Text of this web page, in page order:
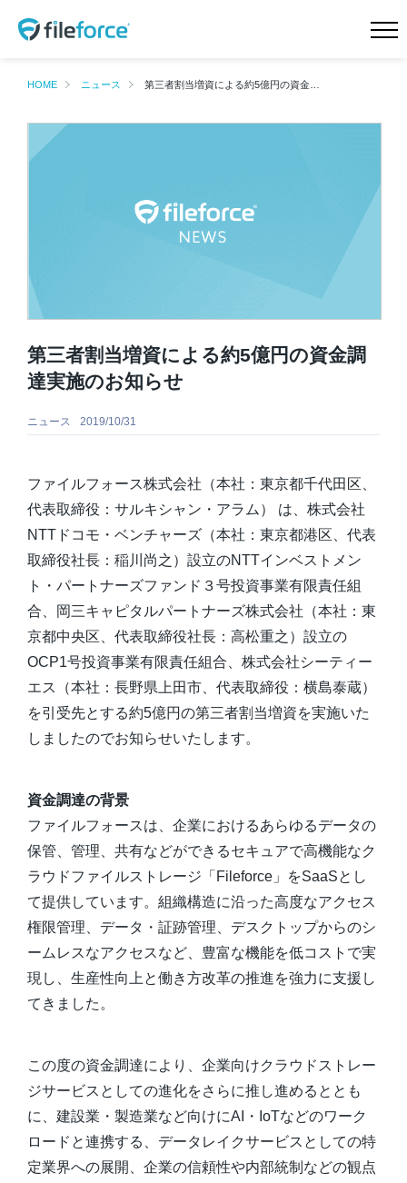
HOME 新機能 サイドストレージ
新機能 Intellisearch™
新機能 SmartFolder™ for
導入事例
会社概要 ニュース
Teamd DX お問合せ
HOME ニュース 第三者割当増資による約5億円の資金調達実施のお知らせ
第三者割当増資による約5億円の資金調
達実施のお知らせ
ニュース 2019/10/31
ファイルフォース株式会社（本社：東京都千代田区、
代表取締役：サルキシャン・アラム） は、株式会社
NTTドコモ・ベンチャーズ（本社：東京都港区、代表
取締役社長：稲川尚之）設立のNTTインベストメン
ト・パートナーズファンド３号投資事業有限責任組
合、岡三キャピタルパートナーズ株式会社（本社：東
京都中央区、代表取締役社長：高松重之）設立の
OCP1号投資事業有限責任組合、株式会社シーティー
エス（本社：長野県上田市、代表取締役：横島泰蔵）
を引受先とする約5億円の第三者割当増資を実施いた
しましたのでお知らせいたします。
資金調達の背景
ファイルフォースは、企業におけるあらゆるデータの
保管、管理、共有などができるセキュアで高機能なク
ラウドファイルストレージ「Fileforce」をSaaSとし
て提供しています。組織構造に沿った高度なアクセス
権限管理、データ・証跡管理、デスクトップからのシ
ームレスなアクセスなど、豊富な機能を低コストで実
現し、生産性向上と働き方改革の推進を強力に支援し
てきました。
この度の資金調達により、企業向けクラウドストレー
ジサービスとしての進化をさらに推し進めるととも
に、建設業・製造業など向けにAI・IoTなどのワーク
ロードと連携する、データレイクサービスとしての特
定業界への展開、企業の信頼性や内部統制などの観点